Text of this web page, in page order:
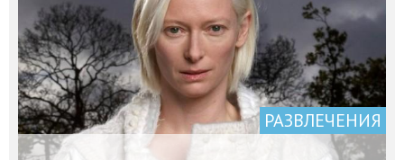
РАЗВЛЕЧЕНИЯ